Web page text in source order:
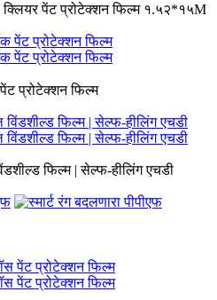
पेंट प्रोटेक्शन फिल्म १.५२*१५M
प्रोटेक्शन फिल्म
फिल्म | सेल्फ-हीलिंग एचडी